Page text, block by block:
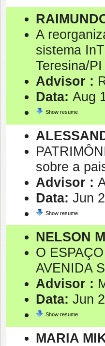
A
sistema
Teresina/PI
Advisor :
Data: Aug
Show resume
sobre a
Advisor :
Data: Jun
Show resume
NELSON
O
AVENIDA
Advisor :
Data: Jun
Show resume
MARIA